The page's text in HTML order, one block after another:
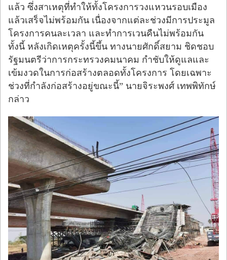
แล้ว ซึ่งสาเหตุที่ทำให้ทั้งโครงการวงแหวนรอบเมือง
แล้วเสร็จไม่พร้อมกัน เนื่องจากแต่ละช่วงมีการประมูล
โครงการคนละเวลา และทำการเวนคืนไม่พร้อมกัน
ทั้งนี้ หลังเกิดเหตุครั้งนี้ขึ้น ทางนายศักดิ์สยาม ชิดชอบ
รัฐมนตรีว่าการกระทรวงคมนาคม กำชับให้ดูแลและ
เข้มงวดในการก่อสร้างตลอดทั้งโครงการ โดยเฉพาะ
ช่วงที่กำลังก่อสร้างอยู่ขณะนี้” นายจิระพงศ์ เทพพิทักษ์
กล่าว